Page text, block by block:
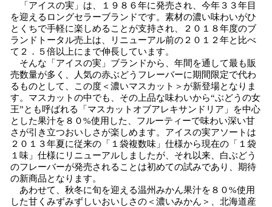
込
み
中
で
す
「アイスの実」は、１９８６年に発売され、今年３３年目
を迎えるロングセラーブランドです。素材の濃い味わいがひ
とくちで手軽に楽しめることが支持され、２０１８年度のブ
ランドトータル売上は、リニューアル前の２０１２年と比べ
て２．５倍以上にまで伸長しています。
そんな「アイスの実」ブランドから、年間を通して最も販
売数量が多く、人気の赤ぶどうフレーバーに期間限定で代わ
るものとして、この度＜濃いマスカット＞が新登場となりま
す。マスカットの中でも、その上品な味わいから“ぶどうの女
王”とも呼ばれる「マスカットオブアレキサンドリア」を中心
とした果汁を８０%使用した、フルーティーで味わい深い甘
さが引き立つおいしさが楽しめます。アイスの実アソートは
２０１３年夏に従来の「１袋複数味」仕様から現在の「１袋
１味」仕様にリニューアルしましたが、それ以来、白ぶどう
のフレーバーが発売されることは初めての試みであり、期待
の新商品となります。
あわせて、秋冬に旬を迎える温州みかん果汁を８０%使用
した甘くみずみずしいおいしさの＜濃いみかん＞、北海道産